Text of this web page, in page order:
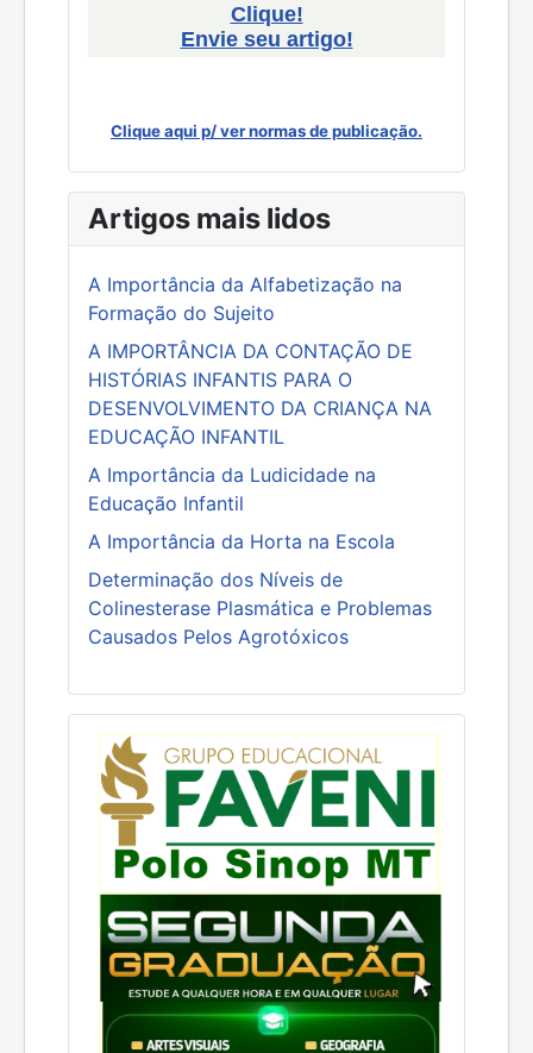
Clique!
Envie seu artigo!
Clique aqui p/ ver normas de publicação.
Artigos mais lidos
A Importância da Alfabetização na
Formação do Sujeito
A IMPORTÂNCIA DA CONTAÇÃO DE
HISTÓRIAS INFANTIS PARA O
DESENVOLVIMENTO DA CRIANÇA NA
EDUCAÇÃO INFANTIL
A Importância da Ludicidade na
Educação Infantil
A Importância da Horta na Escola
Determinação dos Níveis de
Colinesterase Plasmática e Problemas
Causados Pelos Agrotóxicos